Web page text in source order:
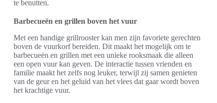
te benutten.
Barbecueën en grillen boven het vuur
Met een handige grillrooster kan men zijn favoriete gerechten
boven de vuurkorf bereiden. Dit maakt het mogelijk om te
barbecueën en grillen met een unieke rooksmaak die alleen
een open vuur kan geven. De interactie tussen vrienden en
familie maakt het zelfs nog leuker, terwijl zij samen genieten
van de geur en het geluid van het vlees dat gaar wordt boven
het krachtige vuur.